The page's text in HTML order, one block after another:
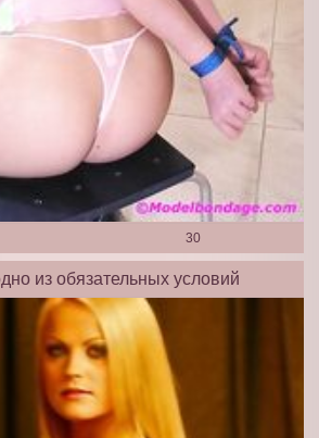
30
из обязательных условий